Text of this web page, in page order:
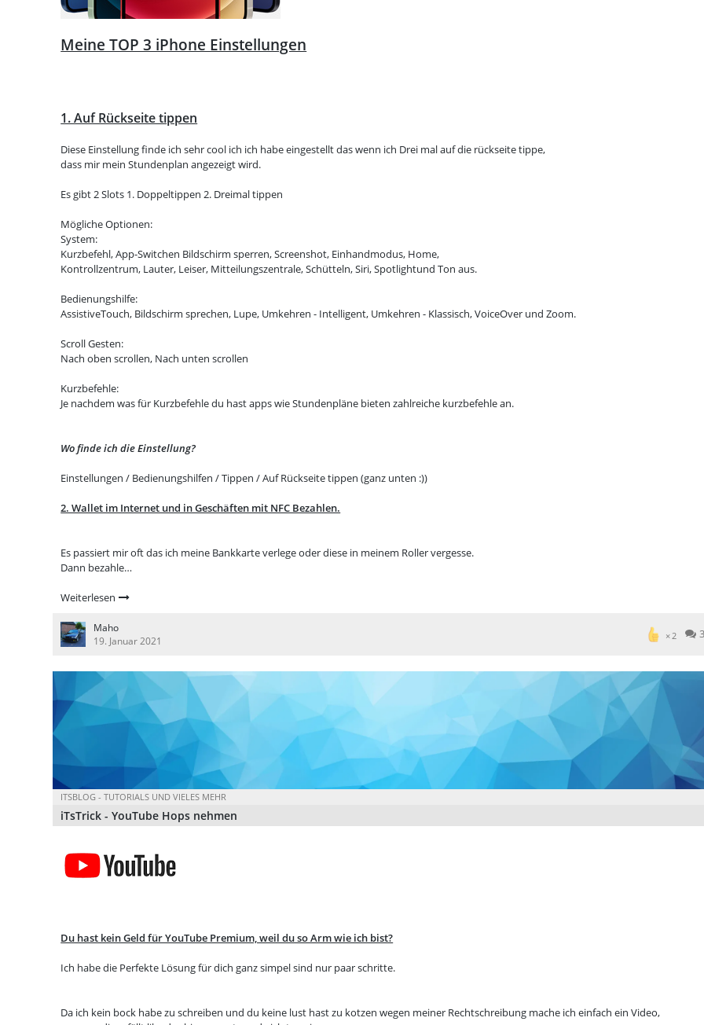
Meine TOP 3 iPhone Einstellungen
1. Auf Rückseite tippen
Diese Einstellung finde ich sehr cool ich ich habe eingestellt das wenn ich Drei mal auf die rückseite tippe,
dass mir mein Stundenplan angezeigt wird.
Es gibt 2 Slots 1. Doppeltippen 2. Dreimal tippen
Mögliche Optionen:
System:
Kurzbefehl, App-Switchen Bildschirm sperren, Screenshot, Einhandmodus, Home,
Kontrollzentrum, Lauter, Leiser, Mitteilungszentrale, Schütteln, Siri, Spotlightund Ton aus.
Bedienungshilfe:
AssistiveTouch, Bildschirm sprechen, Lupe, Umkehren - Intelligent, Umkehren - Klassisch, VoiceOver und Zoom.
Scroll Gesten:
Nach oben scrollen, Nach unten scrollen
Kurzbefehle:
Je nachdem was für Kurzbefehle du hast apps wie Stundenpläne bieten zahlreiche kurzbefehle an.
Wo finde ich die Einstellung?
Einstellungen / Bedienungshilfen / Tippen / Auf Rückseite tippen (ganz unten :))
2. Wallet im Internet und in Geschäften mit NFC Bezahlen.
Es passiert mir oft das ich meine Bankkarte verlege oder diese in meinem Roller vergesse.
Dann bezahle…
Weiterlesen
Maho
19. Januar 2021
2 3
ITSBLOG - TUTORIALS UND VIELES MEHR
iTsTrick - YouTube Hops nehmen
Du hast kein Geld für YouTube Premium, weil du so Arm wie ich bist?
Ich habe die Perfekte Lösung für dich ganz simpel sind nur paar schritte.
Da ich kein bock habe zu schreiben und du keine lust hast zu kotzen wegen meiner Rechtschreibung mache ich einfach ein Video,